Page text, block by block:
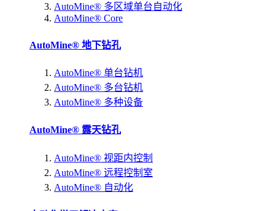
AutoMine® 多区域单台自动化
AutoMine® Core
AutoMine® 地下钻孔
AutoMine® 单台钻机
AutoMine® 多台钻机
AutoMine® 多种设备
AutoMine® 露天钻孔
AutoMine® 视距内控制
AutoMine® 远程控制室
AutoMine® 自动化